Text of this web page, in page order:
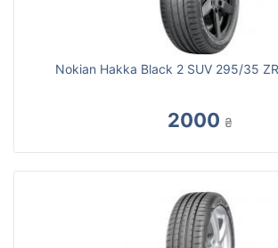
Nokian Hakka Black 2 SUV 295/35
2000 ₴